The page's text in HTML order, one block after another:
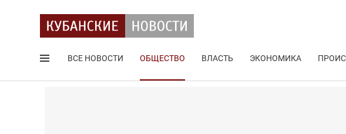
ВСЕ НОВОСТИ ОБЩЕСТВО ВЛАСТЬ ЭКОНОМИКА